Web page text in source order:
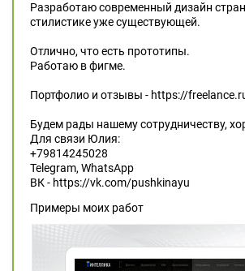
Разработаю современный дизайн
стилистике уже существующей.
Отлично, что есть прототипы.
Работаю в фигме.
Портфолио и отзывы - https://
Будем рады нашему сотрудничеству,
Для связи Юлия:
+79814245028
Telegram, WhatsApp
ВК - https://vk.com/pushkinayu
Примеры моих работ